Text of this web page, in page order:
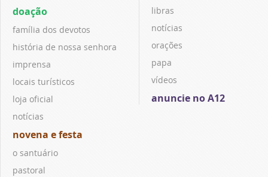
doação
família dos devotos
história de nossa senhora
imprensa
locais turísticos
loja oficial
notícias
novena e festa
o santuário
pastoral
libras
notícias
orações
papa
vídeos
anuncie no A12